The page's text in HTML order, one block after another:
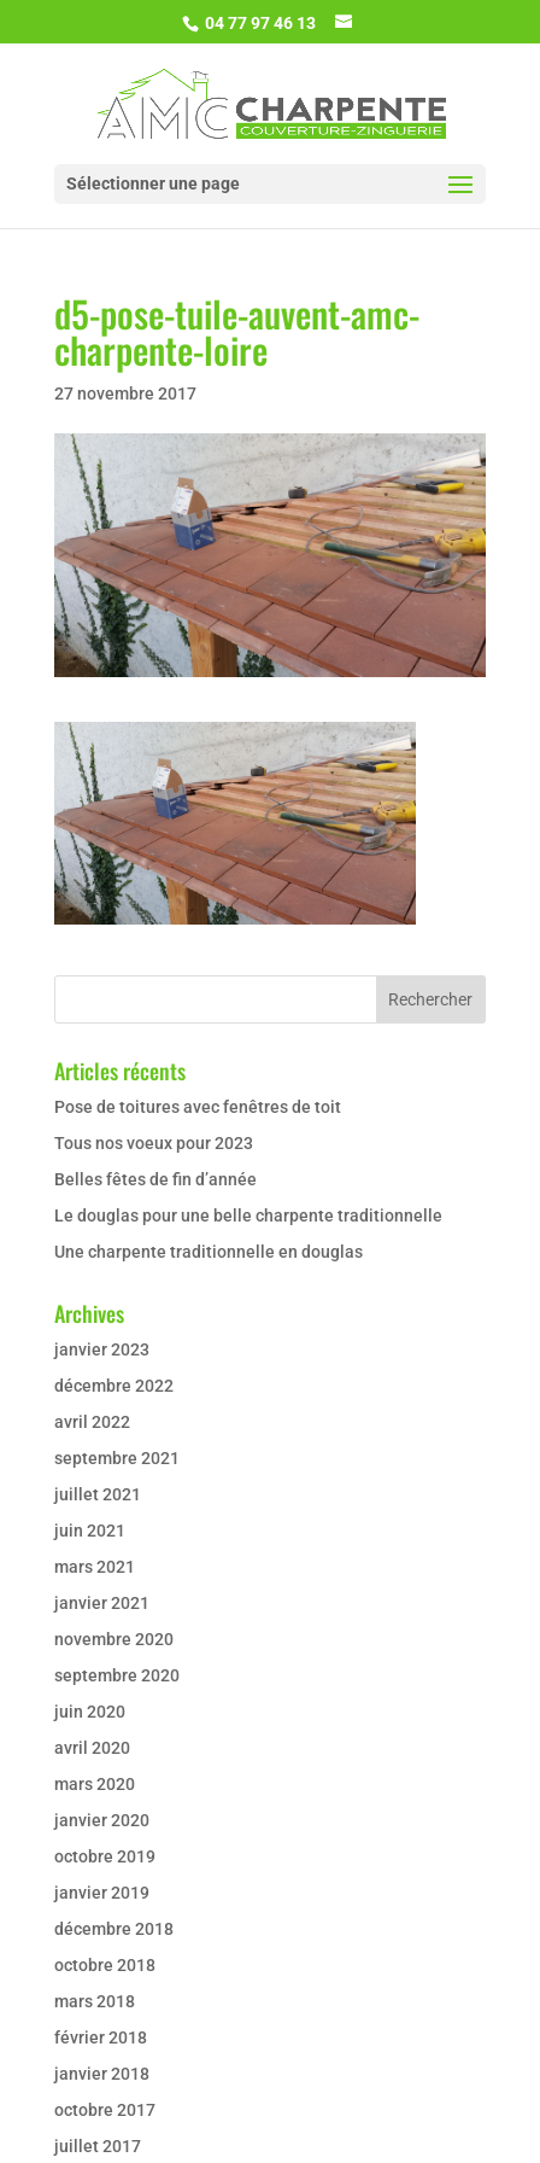
04 77 97 46 13
Sélectionner une page
d5-pose-tuile-auvent-amc-
charpente-loire
27 novembre 2017
Articles récents
Pose de toitures avec fenêtres de toit
Tous nos voeux pour 2023
Belles fêtes de fin d’année
Le douglas pour une belle charpente traditionnelle
Une charpente traditionnelle en douglas
Archives
janvier 2023
décembre 2022
avril 2022
septembre 2021
juillet 2021
juin 2021
mars 2021
janvier 2021
novembre 2020
septembre 2020
juin 2020
avril 2020
mars 2020
janvier 2020
octobre 2019
janvier 2019
décembre 2018
octobre 2018
mars 2018
février 2018
janvier 2018
octobre 2017
juillet 2017